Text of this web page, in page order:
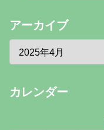
アーカイブ
カレンダー